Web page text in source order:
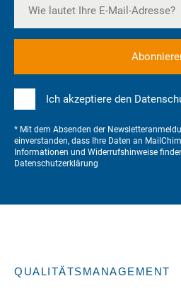
Ich akzeptiere den
* Mit dem Absenden der
einverstanden, dass Ihre Daten an
Informationen und Widerrufshinweise
Datenschutzerklärung
QUALITÄTSMANAGEMENT